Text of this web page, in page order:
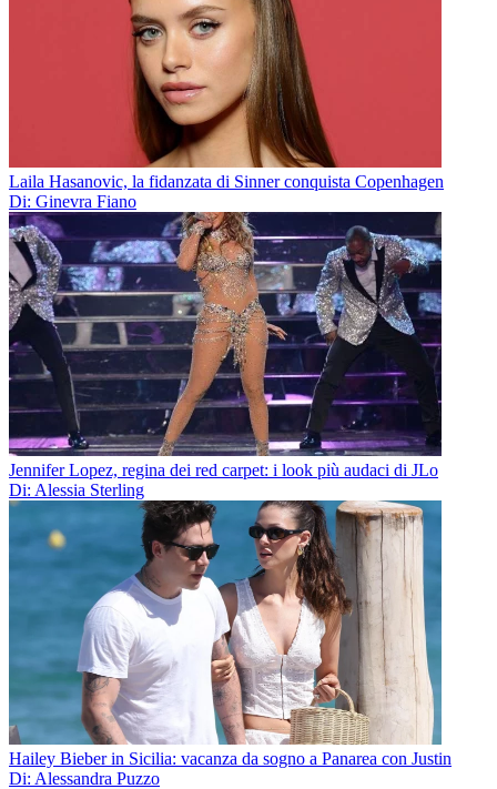
Laila Hasanovic, la fidanzata di Sinner conquista Copenhagen
Di: Ginevra Fiano
Jennifer Lopez, regina dei red carpet: i look più audaci di JLo
Di: Alessia Sterling
Hailey Bieber in Sicilia: vacanza da sogno a Panarea con Justin
Di: Alessandra Puzzo